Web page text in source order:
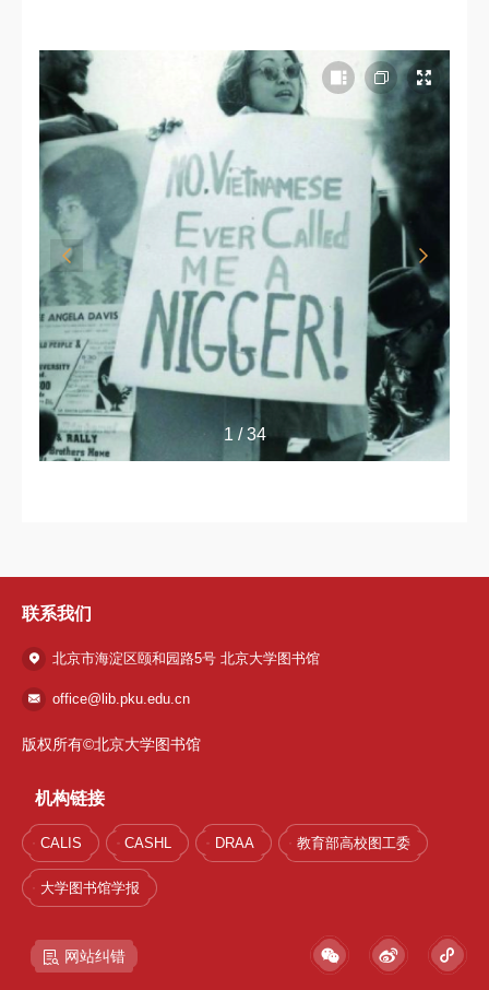
1 / 34
1 / 34
联系我们
北京市海淀区颐和园路5号 北京大学图书馆
office@lib.pku.edu.cn
版权所有©北京大学图书馆
机构链接
CALIS CASHL DRAA 教育部高校图工委
大学图书馆学报
网站纠错